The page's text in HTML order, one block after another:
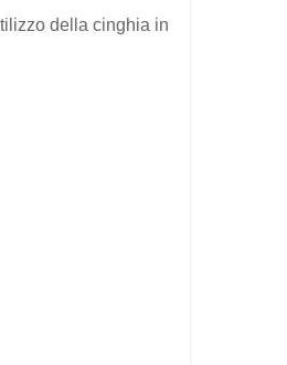
della cinghia in